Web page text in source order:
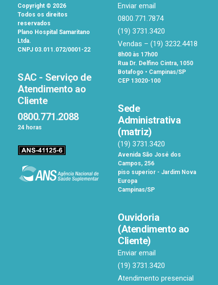
Copyright © 2026
Todos os direitos
reservados
Plano Hospital Samaritano
Ltda.
CNPJ 03.011.072/0001-22
SAC - Serviço de
Atendimento ao
Cliente
0800.771.2088
24 horas
Enviar email
0800.771.7874
(19) 3731.3420
Vendas – (19) 3232.4418
8h00 às 17h00
Rua Dr. Delfino Cintra, 1050
Botafogo • Campinas/SP
CEP 13020-100
Sede
Administrativa
(matriz)
(19) 3731.3420
Avenida São José dos
Campos, 256
piso superior - Jardim Nova
Europa
Campinas/SP
Ouvidoria
(Atendimento ao
Cliente)
Enviar email
(19) 3731.3420
Atendimento presencial